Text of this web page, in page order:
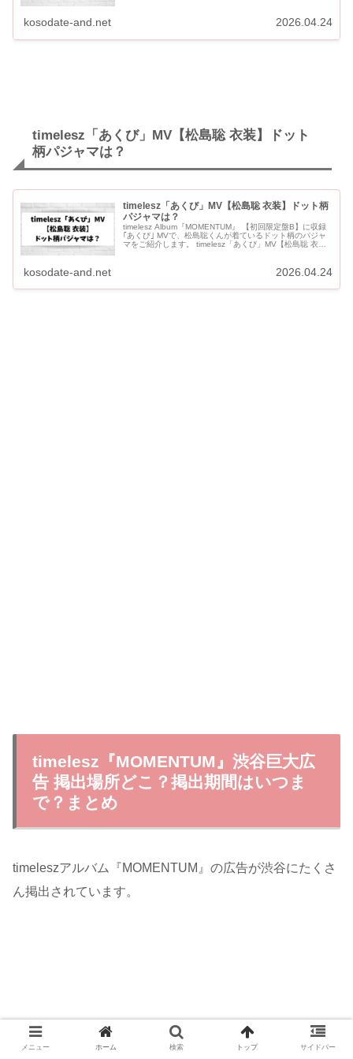
kosodate-and.net 2026.04.24
timelesz「あくび」MV【松島聡 衣装】ドット
柄パジャマは？
timelesz「あくび」MV【松島聡 衣装】ドット柄
パジャマは？
timelesz Album『MOMENTUM』 【初回限定盤B】に収録
｢あくび｣ MVで、松島聡くんが着ているドット柄のパジャ
マをご紹介します。 timelesz「あくび」MV【松島聡 衣
kosodate-and.net 2026.04.24
timelesz『MOMENTUM』渋谷巨大広
告 掲出場所どこ？掲出期間はいつま
で？まとめ
timeleszアルバム『MOMENTUM』の広告が渋谷にたくさ
ん掲出されています。
メニュー ホーム 検索 トップ サイドバー